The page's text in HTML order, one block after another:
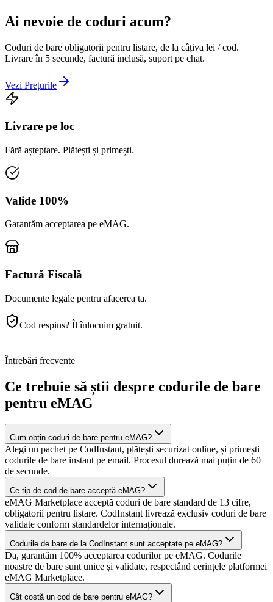
Ai nevoie de coduri acum?
Coduri de bare obligatorii pentru listare, de la câțiva lei / cod.
Livrare în 5 secunde, factură inclusă, suport pe chat.
Vezi Prețurile
Livrare pe loc
Fără așteptare. Plătești și primești.
Valide 100%
Garantăm acceptarea pe eMAG.
Factură Fiscală
Documente legale pentru afacerea ta.
Cod respins? Îl înlocuim gratuit.
Întrebări frecvente
Ce trebuie să știi despre codurile de bare
pentru eMAG
Cum obțin coduri de bare pentru eMAG?
Alegi un pachet pe CodInstant, plătești securizat online, și primești
codurile de bare instant pe email. Procesul durează mai puțin de 60
de secunde.
Ce tip de cod de bare acceptă eMAG?
eMAG Marketplace acceptă coduri de bare standard de 13 cifre,
obligatorii pentru listare. CodInstant livrează exclusiv coduri de bare
validate conform standardelor internaționale.
Codurile de bare de la CodInstant sunt acceptate pe eMAG?
Da, garantăm 100% acceptarea codurilor pe eMAG. Codurile
noastre de bare sunt unice și validate, respectând cerințele platformei
eMAG Marketplace.
Cât costă un cod de bare pentru eMAG?